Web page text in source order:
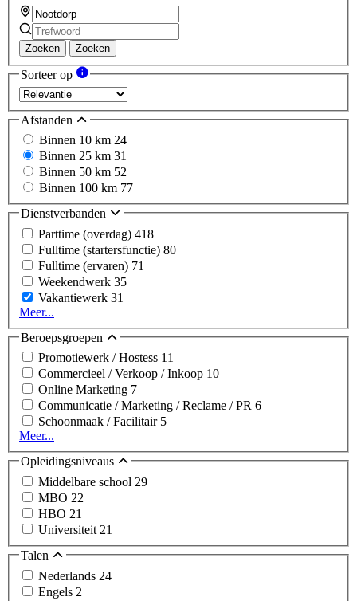
Zoeken Zoeken
Sorteer op
Afstanden
Binnen 10 km 24
Binnen 25 km 31
Binnen 50 km 52
Binnen 100 km 77
Dienstverbanden
Parttime (overdag) 418
Fulltime (startersfunctie) 80
Fulltime (ervaren) 71
Weekendwerk 35
Vakantiewerk 31
Meer...
Beroepsgroepen
Promotiewerk / Hostess 11
Commercieel / Verkoop / Inkoop 10
Online Marketing 7
Communicatie / Marketing / Reclame / PR 6
Schoonmaak / Facilitair 5
Meer...
Opleidingsniveaus
Middelbare school 29
MBO 22
HBO 21
Universiteit 21
Talen
Nederlands 24
Engels 2